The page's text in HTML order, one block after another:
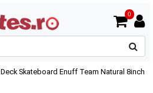
0
Deck Skateboard Enuff Team Natural 8inch